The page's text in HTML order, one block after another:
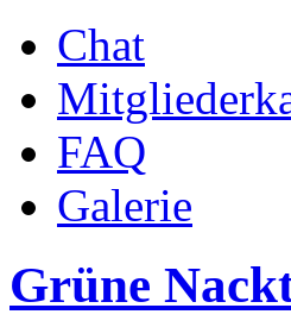
Chat
FAQ
Galerie
Grüne